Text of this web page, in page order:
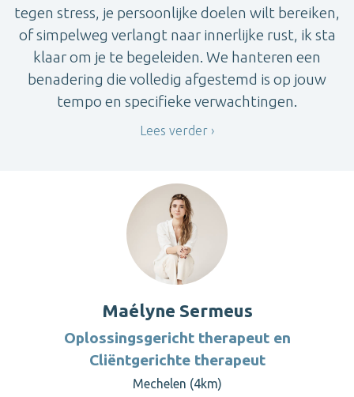
tegen stress, je persoonlijke doelen wilt bereiken,
of simpelweg verlangt naar innerlijke rust, ik sta
klaar om je te begeleiden. We hanteren een
benadering die volledig afgestemd is op jouw
tempo en specifieke verwachtingen.
Lees verder
Maélyne Sermeus
Oplossingsgericht therapeut en
Cliëntgerichte therapeut
Mechelen (4km)